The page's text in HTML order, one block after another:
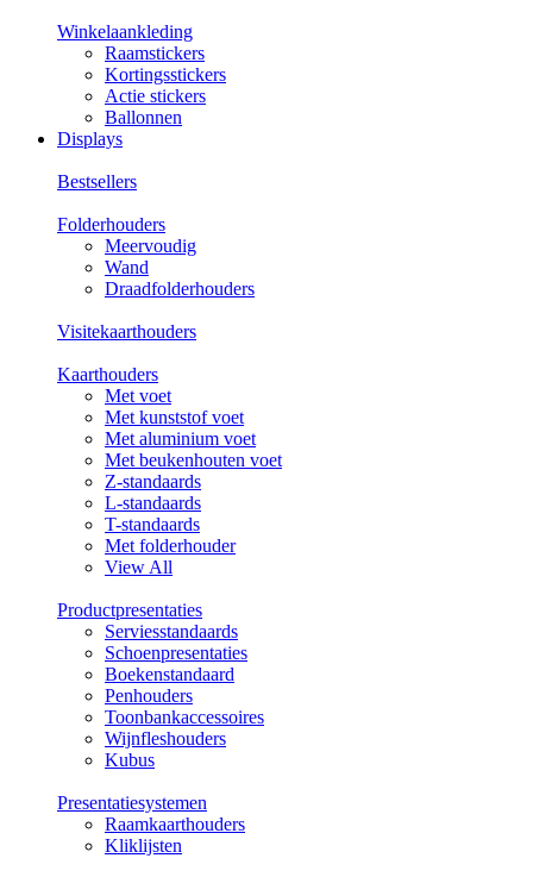
Winkelaankleding
Raamstickers
Kortingsstickers
Actie stickers
Ballonnen
Displays
Bestsellers
Folderhouders
Meervoudig
Wand
Draadfolderhouders
Visitekaarthouders
Kaarthouders
Met voet
Met kunststof voet
Met aluminium voet
Met beukenhouten voet
Z-standaards
L-standaards
T-standaards
Met folderhouder
View All
Productpresentaties
Serviesstandaards
Schoenpresentaties
Boekenstandaard
Penhouders
Toonbankaccessoires
Wijnfleshouders
Kubus
Presentatiesystemen
Raamkaarthouders
Kliklijsten